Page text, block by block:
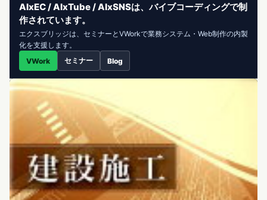
AIxEC / AIxTube / AIxSNSは、バイブコーディングで制
作されています。
エクスブリッジは、セミナーとVWorkで業務システム・Web制作の内製
化を支援します。
VWork
セミナー Blog